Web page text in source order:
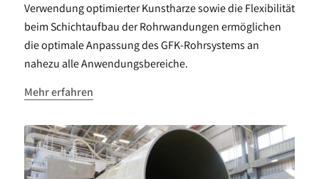
Verwendung optimierter Kunstharze sowie die Flexibilität
beim Schichtaufbau der Rohrwandungen ermöglichen
die optimale Anpassung des GFK-Rohrsystems an
nahezu alle Anwendungsbereiche.
Mehr erfahren